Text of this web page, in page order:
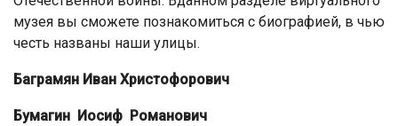
музея вы сможете познакомиться с биографией, в чью
честь названы наши улицы.
Баграмян Иван Христофорович
Бумагин Иосиф Романович